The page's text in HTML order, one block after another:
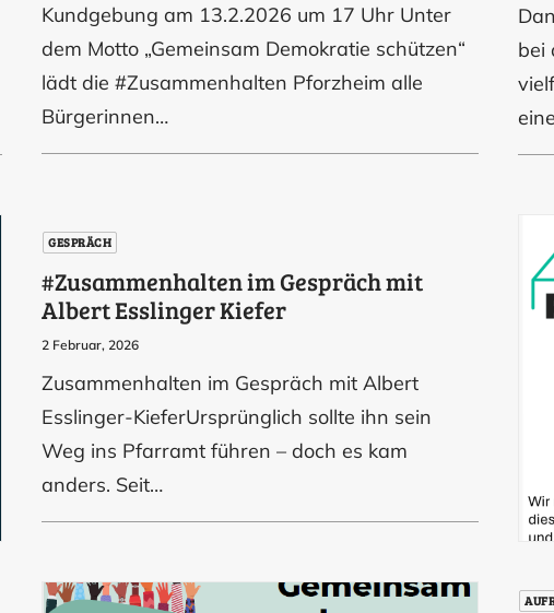
bei
Kundgebung am 13.2.2026 um 17 Uhr Unter
dem Motto „Gemeinsam Demokratie schützen“
lädt die #Zusammenhalten Pforzheim alle
Bürgerinnen…
GESPRÄCH
#Zusammenhalten im Gespräch mit
Albert Esslinger Kiefer
2 Februar, 2026
Zusammenhalten im Gespräch mit Albert
Esslinger-KieferUrsprünglich sollte ihn sein
Weg ins Pfarramt führen – doch es kam
anders. Seit…